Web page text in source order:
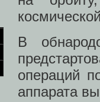
В
операций
аппарата